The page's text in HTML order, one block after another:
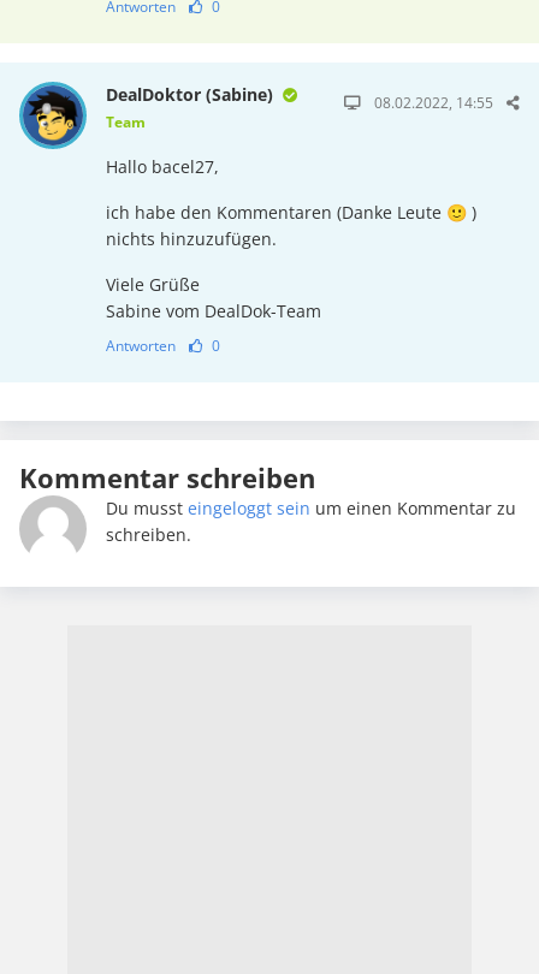
Antworten 0
DealDoktor (Sabine)
Team
08.02.2022, 14:55
Hallo bacel27,
ich habe den Kommentaren (Danke Leute 🙂 )
nichts hinzuzufügen.
Viele Grüße
Sabine vom DealDok-Team
Antworten 0
Kommentar schreiben
Du musst eingeloggt sein um einen Kommentar zu
schreiben.